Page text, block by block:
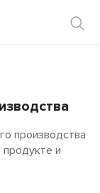
производства
и